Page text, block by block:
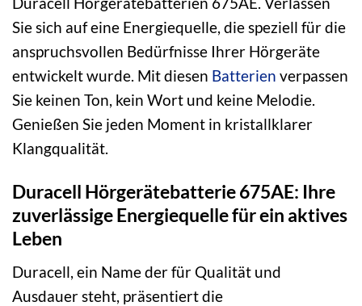
Sie sich auf eine Energiequelle, die speziell für die
anspruchsvollen Bedürfnisse Ihrer Hörgeräte
entwickelt wurde. Mit diesen Batterien verpassen
Sie keinen Ton, kein Wort und keine Melodie.
Genießen Sie jeden Moment in kristallklarer
Klangqualität.
Duracell Hörgerätebatterie 675AE: Ihre
zuverlässige Energiequelle für ein aktives
Leben
Duracell, ein Name der für Qualität und
Ausdauer steht, präsentiert die